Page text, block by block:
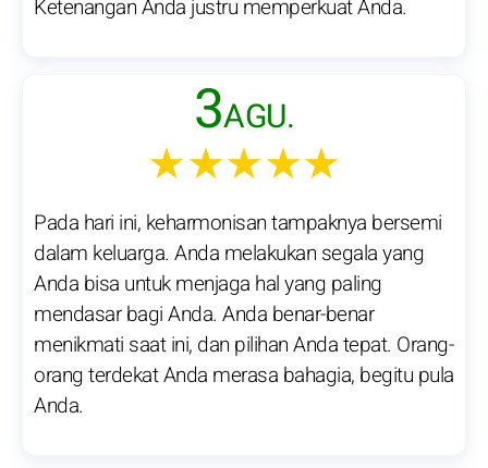
Ketenangan Anda justru memperkuat Anda.
3AGU.
★★★★★
Pada hari ini, keharmonisan tampaknya bersemi
dalam keluarga. Anda melakukan segala yang
Anda bisa untuk menjaga hal yang paling
mendasar bagi Anda. Anda benar-benar
menikmati saat ini, dan pilihan Anda tepat. Orang-
orang terdekat Anda merasa bahagia, begitu pula
Anda.